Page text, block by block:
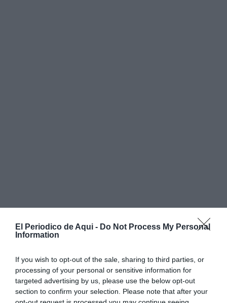
El Periodico de Aqui - Do Not Process My Personal
Information
If you wish to opt-out of the sale, sharing to third parties, or
processing of your personal or sensitive information for
targeted advertising by us, please use the below opt-out
section to confirm your selection. Please note that after your
La jornada comenzó con la recepción de invitados en